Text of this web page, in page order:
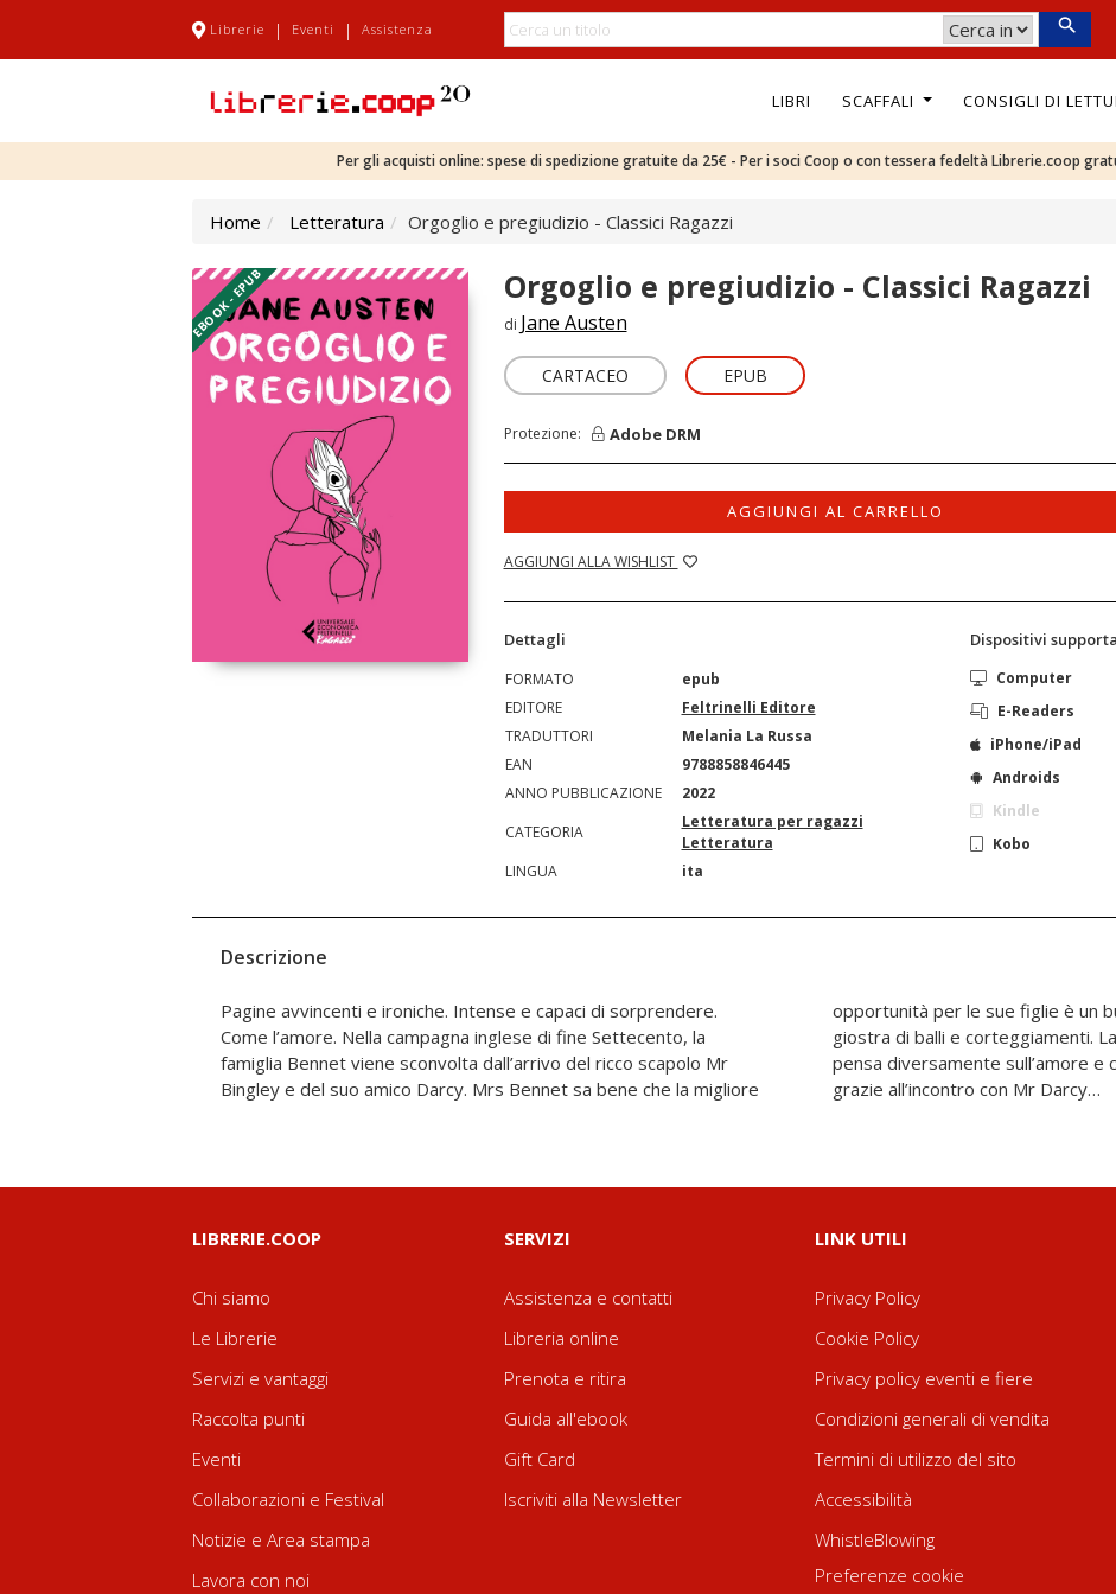
Librerie | Eventi | Assistenza
LIBRI SCAFFALI CONSIGLI DI
Per gli acquisti online: spese di spedizione gratuite da 25€ - Per i soci Coop o con tessera fedeltà Librerie.coop
Home Letteratura Orgoglio e pregiudizio - Classici Ragazzi
EBOOK - EPUB Orgoglio e pregiudizio - Classici Ragazzi
di Jane Austen
CARTACEO EPUB
Protezione: Adobe DRM
AGGIUNGI AL CARRELLO
AGGIUNGI ALLA WISHLIST
Dettagli
FORMATO
epub
EDITORE
Feltrinelli Editore
TRADUTTORI
Melania La Russa
EAN
9788858846445
ANNO PUBBLICAZIONE
2022
CATEGORIA
Letteratura per ragazzi
Letteratura
LINGUA
ita
Dispositivi
Computer
E-Readers
iPhone/iPad
Androids
Kindle
Kobo
Descrizione
Pagine avvincenti e ironiche. Intense e capaci di sorprendere.
Come l’amore. Nella campagna inglese di fine Settecento, la
famiglia Bennet viene sconvolta dall’arrivo del ricco scapolo Mr
Bingley e del suo amico Darcy. Mrs Bennet sa bene che la migliore
opportunità per le sue figlie è un buon matrimonio e dà inizio a una
giostra di balli e corteggiamenti. La brillante Elizabeth, però, la
pensa diversamente sull’amore e cercherà un’altra strada, anche
grazie all’incontro con Mr Darcy…
LIBRERIE.COOP
Chi siamo
Le Librerie
Servizi e vantaggi
Raccolta punti
Eventi
Collaborazioni e Festival
Notizie e Area stampa
Lavora con noi
SERVIZI
Assistenza e contatti
Libreria online
Prenota e ritira
Guida all'ebook
Gift Card
Iscriviti alla Newsletter
LINK UTILI
Privacy Policy
Cookie Policy
Privacy policy eventi e fiere
Condizioni generali di vendita
Termini di utilizzo del sito
Accessibilità
WhistleBlowing
Preferenze cookie